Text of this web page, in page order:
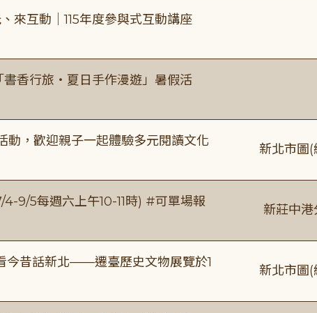
來互動｜115年度參與式互動講座
書香行旅・夏日手作漫遊」暑假活
動，歡迎親子一起體驗多元閱讀文化
新北市圖(
4-9/5每週六上午10-11時) #可單場報
新莊中港
今昔話新北——遷臺歷史文物展覽於1
新北市圖(